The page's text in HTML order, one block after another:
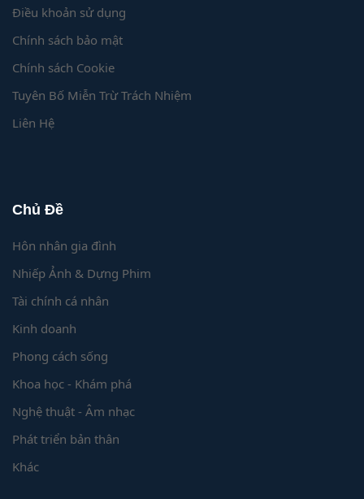
Điều khoản sử dụng
Chính sách bảo mật
Chính sách Cookie
Tuyên Bố Miễn Trừ Trách Nhiệm
Liên Hệ
Chủ Đề
Hôn nhân gia đình
Nhiếp Ảnh & Dựng Phim
Tài chính cá nhân
Kinh doanh
Phong cách sống
Khoa học - Khám phá
Nghệ thuật - Âm nhạc
Phát triển bản thân
Khác